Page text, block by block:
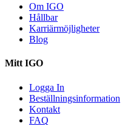
Om IGO
Hållbar
Karriärmöjligheter
Blog
Mitt IGO
Logga In
Beställningsinformation
Kontakt
FAQ